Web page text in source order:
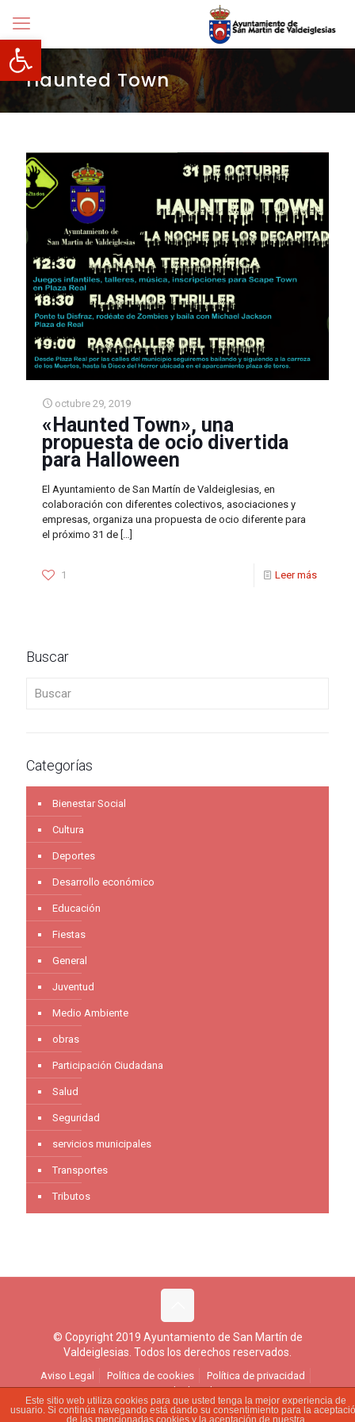
Abrir barra de herramientas
Haunted Town
octubre 29, 2019
«Haunted Town», una
propuesta de ocio divertida
para Halloween
El Ayuntamiento de San Martín de Valdeiglesias, en
colaboración con diferentes colectivos, asociaciones y
empresas, organiza una propuesta de ocio diferente para
el próximo 31 de […]
1 Leer más
Buscar
Categorías
Bienestar Social
Cultura
Deportes
Desarrollo económico
Educación
Fiestas
General
Juventud
Medio Ambiente
obras
Participación Ciudadana
Salud
Seguridad
servicios municipales
Transportes
Tributos
© Copyright 2019 Ayuntamiento de San Martín de
Valdeiglesias. Todos los derechos reservados.
Aviso Legal Política de cookies
Política de privacidad
Ejercicio de derechos
Este sitio web utiliza cookies para que usted tenga la mejor experiencia de
usuario. Si continúa navegando está dando su consentimiento para la
de las mencionadas cookies y la aceptación de nuestra